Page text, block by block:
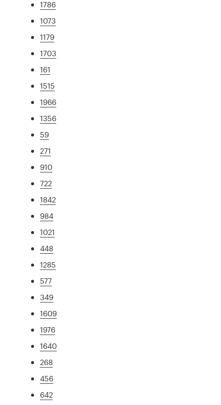
1786
1073
1179
1703
161
1515
1966
1356
59
271
910
722
1842
984
1021
448
1285
577
349
1609
1976
1640
268
456
642